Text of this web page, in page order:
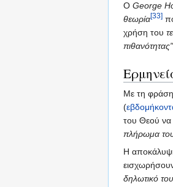
Ο George
θεωρία[33]
χρήση του
πιθανότητας"
Με τη φράση
(
του Θεού να
πλήρωμα
Η
δηλωτικό